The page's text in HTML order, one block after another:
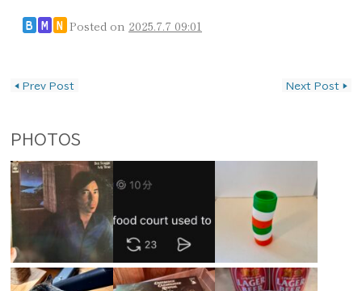
B M N Posted on 2025.7.7 09:01
◀ Prev Post Next Post ▶
PHOTOS